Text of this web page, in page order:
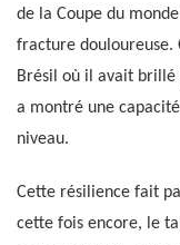
de la Coupe du
fracture douloureuse.
Brésil où il avait
a montré une
niveau.
Cette résilience fait
cette fois encore, le